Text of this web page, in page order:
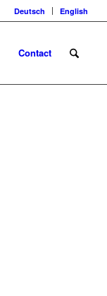
Deutsch English
Contact